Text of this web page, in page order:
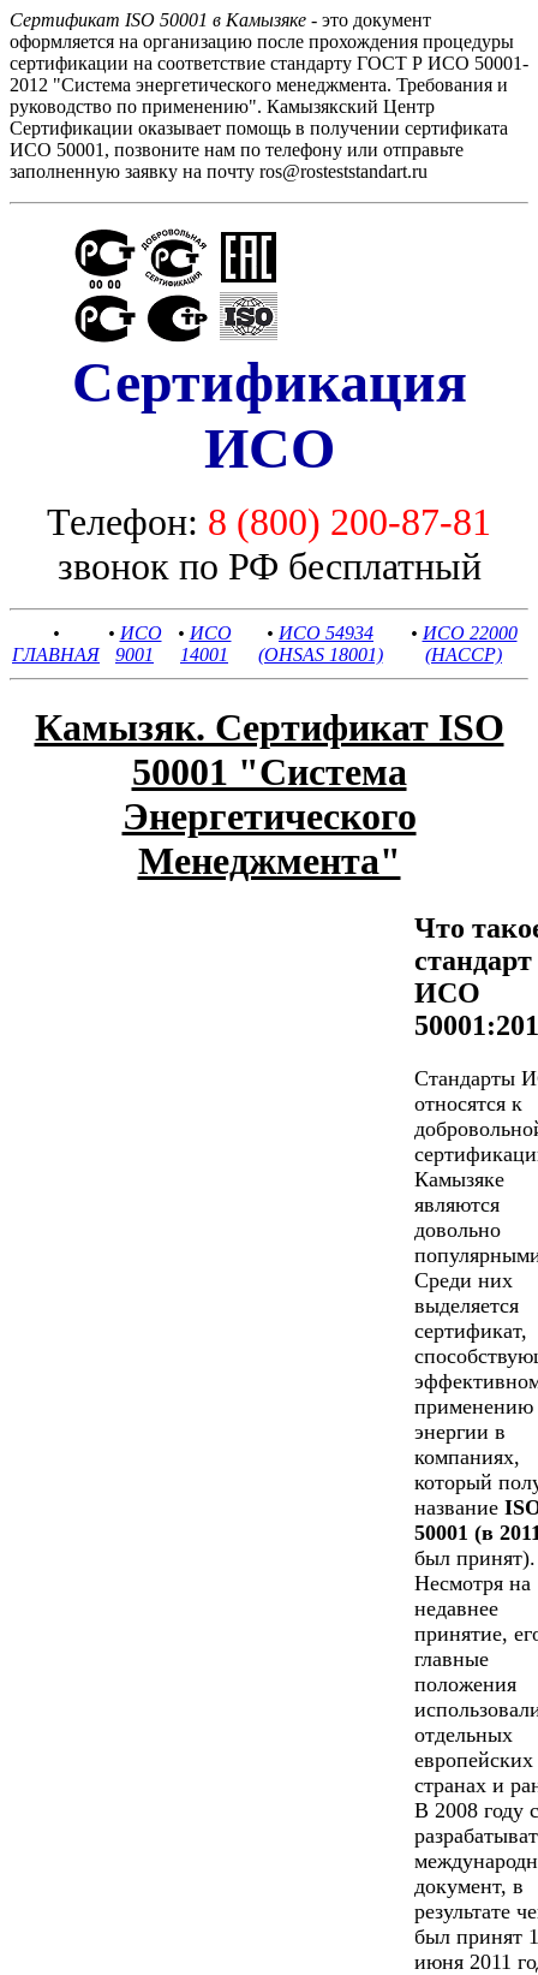
Сертификат ISO 50001 в Камызяке - это документ
оформляется на организацию после прохождения процедуры
сертификации на соответствие стандарту ГОСТ Р ИСО 50001-
2012 "Система энергетического менеджмента. Требования и
руководство по применению". Камызякский Центр
Сертификации оказывает помощь в получении сертификата
ИСО 50001, позвоните нам по телефону или отправьте
заполненную заявку на почту ros@rosteststandart.ru
Сертификация
ИСО
Телефон: 8 (800) 200-87-81
звонок по РФ бесплатный
•
ГЛАВНАЯ
• ИСО
9001
• ИСО
14001
• ИСО 54934
(OHSAS 18001)
• ИСО 22000
(HACCP)
Камызяк. Сертификат ISO
50001 "Система
Энергетического
Менеджмента"
Что
стандарт
ИСО
Стандарты
относятся к
Камызяке
являются
довольно
Среди них
выделяется
сертификат,
применению
энергии в
компаниях,
который
название
50001 (в
был принят).
Несмотря на
недавнее
принятие,
главные
положения
отдельных
европейских
странах и
В 2008 году
документ, в
результате
был принят
июня 2011